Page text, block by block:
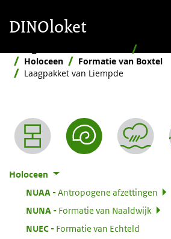
DINOloket
Holoceen
Formatie van Boxtel
Laagpakket van Liempde
Nomenclator menu
Holoceen
NUAA
Antropogene afzettingen
NUNA
Formatie van Naaldwijk
NUEC:
Formatie van Echteld